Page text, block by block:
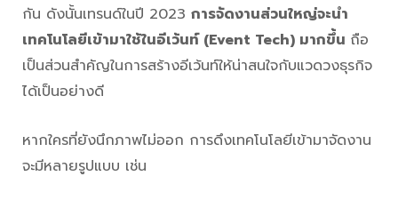
กัน ดังนั้นเทรนด์ในปี 2023 การจัดงานส่วนใหญ่จะนำ
เทคโนโลยีเข้ามาใช้ในอีเว้นท์ (Event Tech) มากขึ้น ถือ
เป็นส่วนสำคัญในการสร้างอีเว้นท์ให้น่าสนใจกับแวดวงธุรกิจ
ได้เป็นอย่างดี
หากใครที่ยังนึกภาพไม่ออก การดึงเทคโนโลยีเข้ามาจัดงาน
จะมีหลายรูปแบบ เช่น